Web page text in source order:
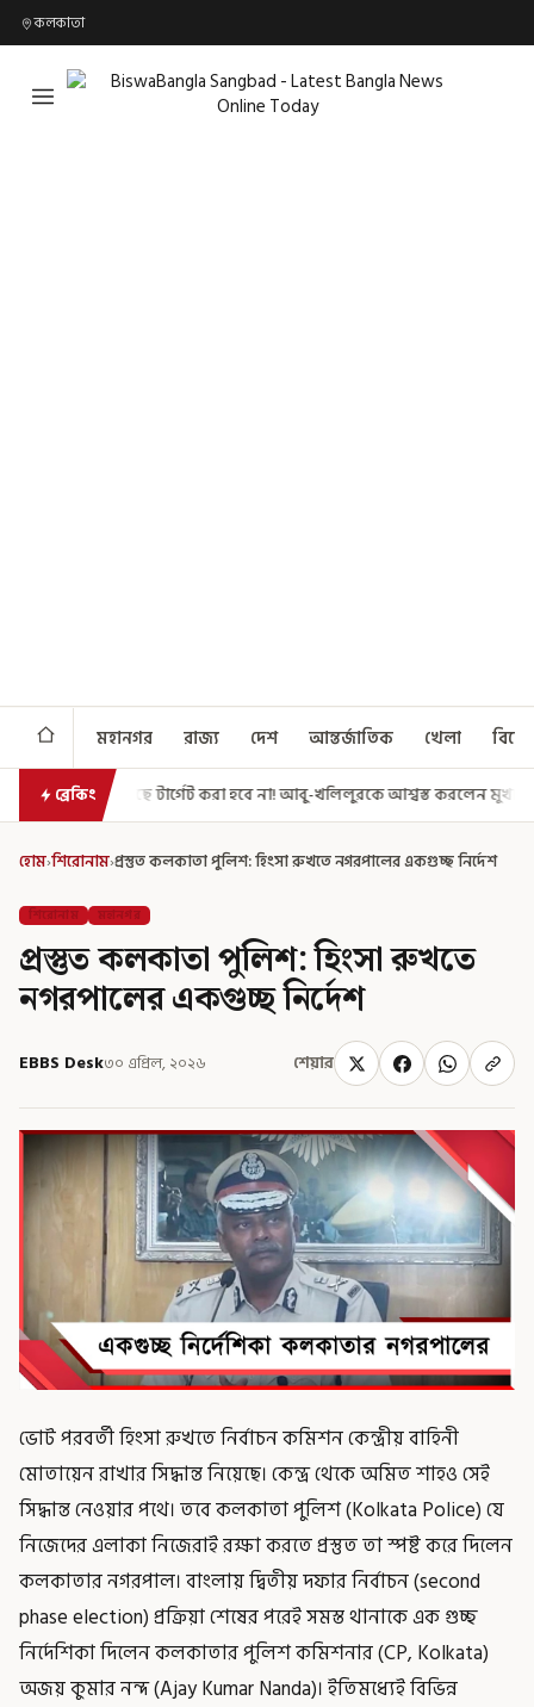
কলকাতা
মহানগর রাজ্য দেশ আন্তর্জাতিক খেলা
ব্রেকিং
করা হবে না! আবু-খলিলুরকে আশ্বস্ত করলেন মুখ্যমন্ত্রী এগিয়ে গেল আরও
হোম›শিরোনাম›প্রস্তুত কলকাতা পুলিশ: হিংসা রুখতে নগরপালের একগুচ্ছ নির্দেশ
শিরোনাম মহানগর
প্রস্তুত কলকাতা পুলিশ: হিংসা রুখতে
নগরপালের একগুচ্ছ নির্দেশ
EBBS Desk৩০ এপ্রিল, ২০২৬ শেয়ার
ভোট পরবর্তী হিংসা রুখতে নির্বাচন কমিশন কেন্দ্রীয় বাহিনী
মোতায়েন রাখার সিদ্ধান্ত নিয়েছে। কেন্দ্র থেকে অমিত শাহও সেই
সিদ্ধান্ত নেওয়ার পথে। তবে কলকাতা পুলিশ (Kolkata Police) যে
নিজেদের এলাকা নিজেরাই রক্ষা করতে প্রস্তুত তা স্পষ্ট করে দিলেন
কলকাতার নগরপাল। বাংলায় দ্বিতীয় দফার নির্বাচন (second
phase election) প্রক্রিয়া শেষের পরেই সমস্ত থানাকে এক গুচ্ছ
নির্দেশিকা দিলেন কলকাতার পুলিশ কমিশনার (CP, Kolkata)
অজয় কুমার নন্দ (Ajay Kumar Nanda)। ইতিমধ্যেই বিভিন্ন